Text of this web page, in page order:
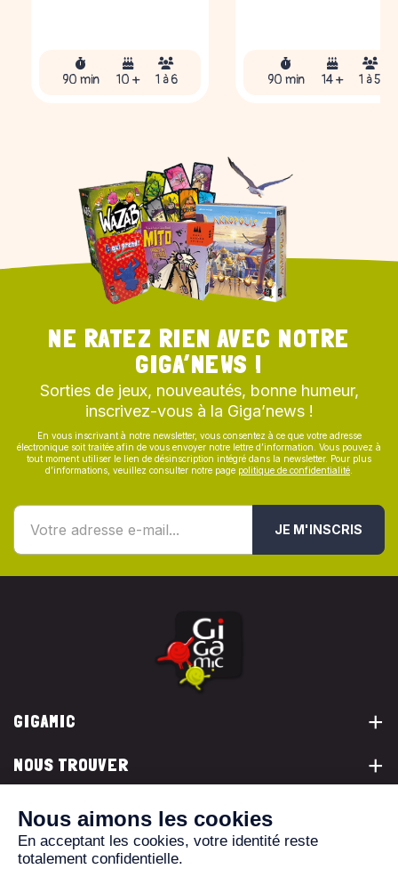
90 min 10 + 1 à 6 90 min 14 + 1 à 5
NE RATEZ RIEN AVEC NOTRE
GIGA’NEWS !
Sorties de jeux, nouveautés, bonne humeur,
inscrivez-vous à la Giga’news !
En vous inscrivant à notre newsletter, vous consentez à ce que votre adresse
électronique soit traitée afin de vous envoyer notre lettre d’information. Vous pouvez à
tout moment utiliser le lien de désinscription intégré dans la newsletter. Pour plus
d’informations, veuillez consulter notre page politique de confidentialité
JE M'INSCRIS
GIGAMIC
NOUS TROUVER
VOUS ÊTES...
NOUS CONTACTER